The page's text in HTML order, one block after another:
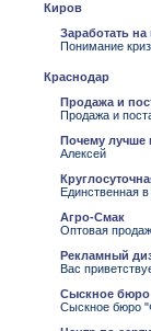
Киров
Заработать на
Понимание
Краснодар
Продажа и
Продажа и
Почему лучше
Алексей
Единственная
Агро-Смак
Оптовая
Рекламный
Вас
Сыскное бюро
Сыскное бюро